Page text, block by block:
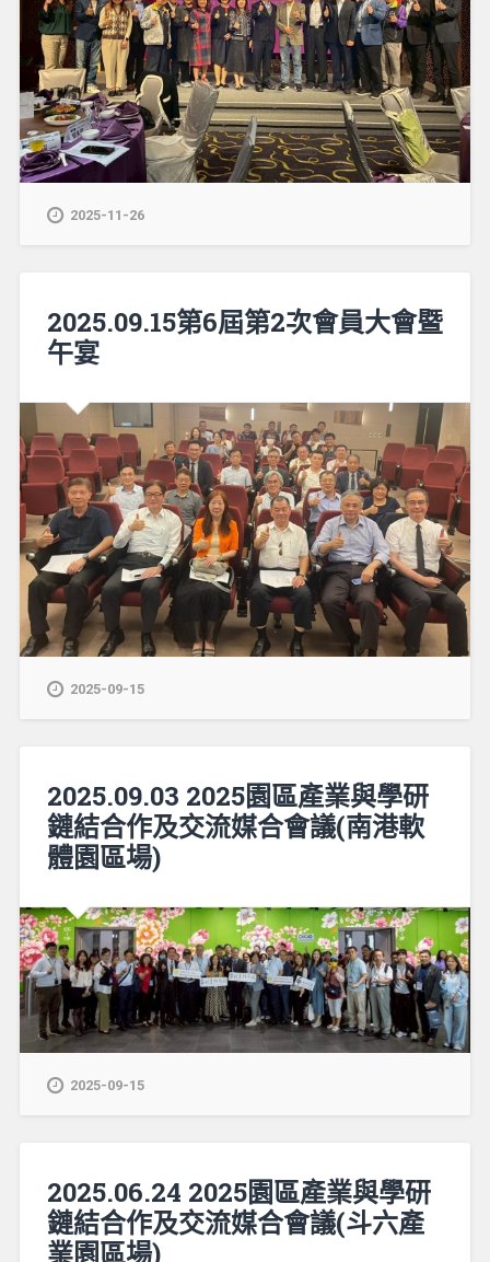
2025-11-26
2025.09.15第6屆第2次會員大會暨
午宴
2025-09-15
2025.09.03 2025園區產業與學研
鏈結合作及交流媒合會議(南港軟
體園區場)
2025-09-15
2025.06.24 2025園區產業與學研
鏈結合作及交流媒合會議(斗六產
業園區場)